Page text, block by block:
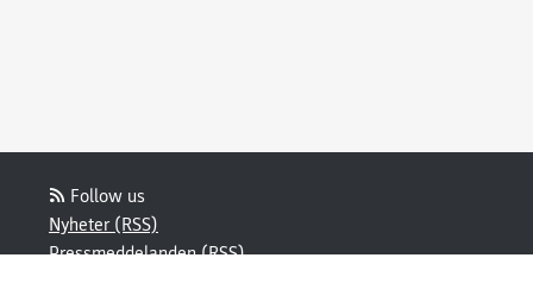
Follow us
Nyheter (RSS)
Pressmeddelanden (RSS)